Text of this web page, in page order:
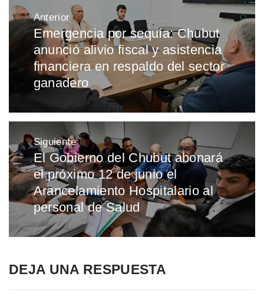
Navegación
de
entradas
Anterior
Entrada
anterior:
Emergencia por sequía: Chubut
anunció alivio fiscal y asistencia
financiera en respaldo del sector
ganadero
Siguiente
Entrada
siguiente:
El Gobierno del Chubut abonará
el próximo 12 de junio el
Arancelamiento Hospitalario al
personal de Salud
DEJA UNA RESPUESTA